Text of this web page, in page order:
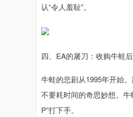
认“令人羞耻”。
四、EA的屠刀：收购牛蛙
牛蛙的悲剧从1995年开始
不要耗时间的奇思妙想。
P”打下手。